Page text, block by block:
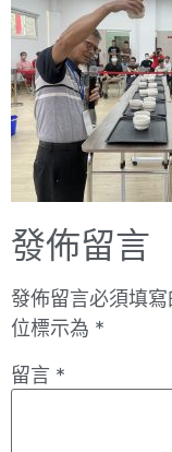
發佈留言
發佈留言必須填
位標示為 *
留言 *